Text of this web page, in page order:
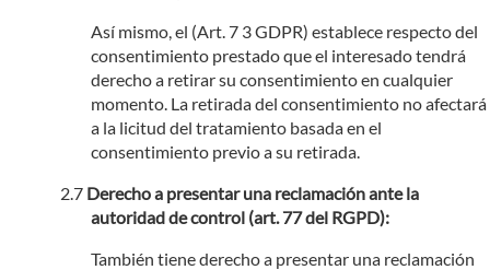
Así mismo, el (Art. 7 3 GDPR) establece respecto del
consentimiento prestado que el interesado tendrá
derecho a retirar su consentimiento en cualquier
momento. La retirada del consentimiento no afectará
a la licitud del tratamiento basada en el
consentimiento previo a su retirada.
Derecho a presentar una reclamación ante la
autoridad de control (art. 77 del RGPD):
También tiene derecho a presentar una reclamación